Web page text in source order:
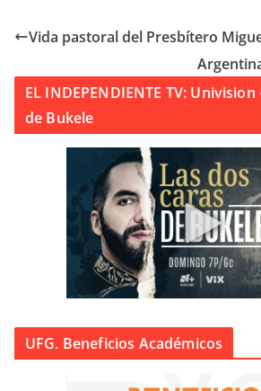
Vida pastoral del Presbítero
EL INDEPENDIENTE TV: Univision
de Bukele
UFG. Beneficios Académicos